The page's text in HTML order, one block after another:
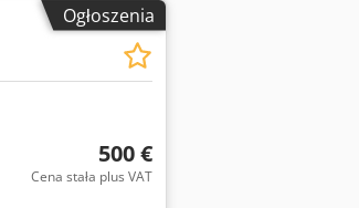
Ogłoszenia
500 €
Cena stała plus VAT